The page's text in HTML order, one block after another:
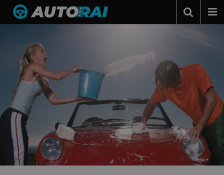
Podcast
Autotests
Automerken
Adverteren
Contact
MotorRAI.nl